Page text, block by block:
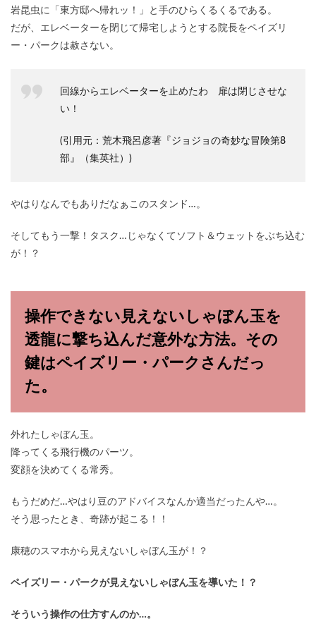
岩昆虫に「東方邸へ帰れッ！」と手のひらくるくるである。
だが、エレベーターを閉じて帰宅しようとする院長をペイズリ
ー・パークは赦さない。
回線からエレベーターを止めたわ 扉は閉じさせな
い！
(引用元：荒木飛呂彦著『ジョジョの奇妙な冒険第8
部』（集英社）)
やはりなんでもありだなぁこのスタンド…。
そしてもう一撃！タスク…じゃなくてソフト＆ウェットをぶち込む
が！？
操作できない見えないしゃぼん玉を
透龍に撃ち込んだ意外な方法。その
鍵はペイズリー・パークさんだっ
た。
外れたしゃぼん玉。
降ってくる飛行機のパーツ。
変顔を決めてくる常秀。
もうだめだ…やはり豆のアドバイスなんか適当だったんや…。
そう思ったとき、奇跡が起こる！！
康穂のスマホから見えないしゃぼん玉が！？
ペイズリー・パークが見えないしゃぼん玉を導いた！？
そういう操作の仕方すんのか…。